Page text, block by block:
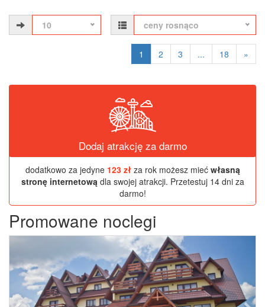
10 ceny rosnąco
1 2 3 ... 18 »
Dodaj atrakcję za darmo
dodatkowo za jedyne 123 złza rok możesz mieć własną
stronę internetowądla swojej atrakcji. Przetestuj 14 dni za
darmo!
Promowane noclegi